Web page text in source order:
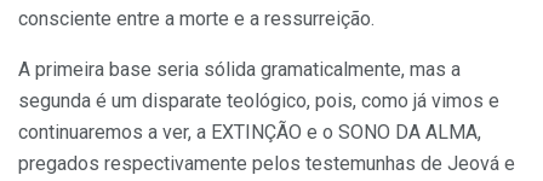
consciente entre a morte e a ressurreição.
A primeira base seria sólida gramaticalmente, mas a
segunda é um disparate teológico, pois, como já vimos e
continuaremos a ver, a EXTINÇÃO e o SONO DA ALMA,
pregados respectivamente pelos testemunhas de Jeová e